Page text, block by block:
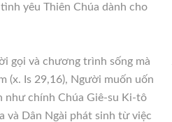
yêu Thiên Chúa dành cho
gọi và chương trình sống mà
(x. Is 29,16), Người muốn uốn
như chính Chúa Giê-su Ki-tô
và Dân Ngài phát sinh từ việc